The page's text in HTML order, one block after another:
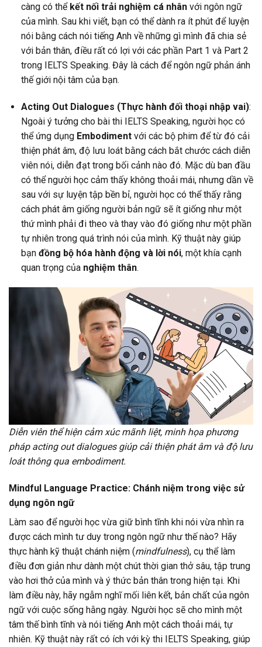
càng có thể kết nối trải nghiệm cá nhânvới ngôn ngữ
của mình. Sau khi viết, bạn có thể dành ra ít phút để luyện
nói bằng cách nói tiếng Anh về những gì mình đã chia sẻ
với bản thân, điều rất có lợi với các phần Part 1 và Part 2
trong IELTS Speaking. Đây là cách để ngôn ngữ phản ánh
thế giới nội tâm của bạn.
Acting Out Dialogues (Thực hành đối thoại nhập vai):
Ngoài ý tưởng cho bài thi IELTS Speaking, người học có
thể ứng dụng Embodimentvới các bộ phim để từ đó cải
thiện phát âm, độ lưu loát bằng cách bắt chước cách diễn
viên nói, diễn đạt trong bối cảnh nào đó. Mặc dù ban đầu
có thể người học cảm thấy không thoải mái, nhưng dần về
sau với sự luyện tập bền bỉ, người học có thể thấy rằng
cách phát âm giống người bản ngữ sẽ ít giống như một
thứ mình phải đi theo và thay vào đó giống như một phần
tự nhiên trong quá trình nói của mình. Kỹ thuật này giúp
bạn đồng bộ hóa hành động và lời nói, một khía cạnh
quan trọng của nghiệm thân.
Diễn viên thể hiện cảm xúc mãnh liệt, minh họa phương
pháp acting out dialogues giúp cải thiện phát âm và độ lưu
loát thông qua embodiment.
Mindful Language Practice: Chánh niệm trong việc sử
dụng ngôn ngữ
Làm sao để người học vừa giữ bình tĩnh khi nói vừa nhìn ra
được cách mình tư duy trong ngôn ngữ như thế nào? Hãy
thực hành kỹ thuật chánh niệm (mindfulness), cụ thể làm
điều đơn giản như dành một chút thời gian thở sâu, tập trung
vào hơi thở của mình và ý thức bản thân trong hiện tại. Khi
làm điều này, hãy ngẫm nghĩ mối liên kết, bản chất của ngôn
ngữ với cuộc sống hằng ngày. Người học sẽ cho mình một
tâm thế bình tĩnh và nói tiếng Anh một cách thoải mái, tự
nhiên. Kỹ thuật này rất có ích với kỳ thi IELTS Speaking, giúp